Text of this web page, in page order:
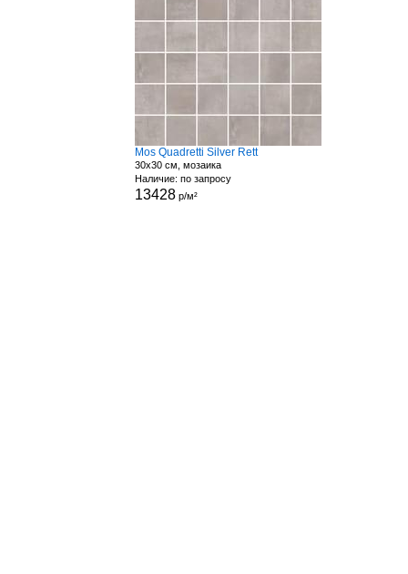
Mos Quadretti Silver Rett
30x30 см, мозаика
Наличие: по запросу
13428 р/м²